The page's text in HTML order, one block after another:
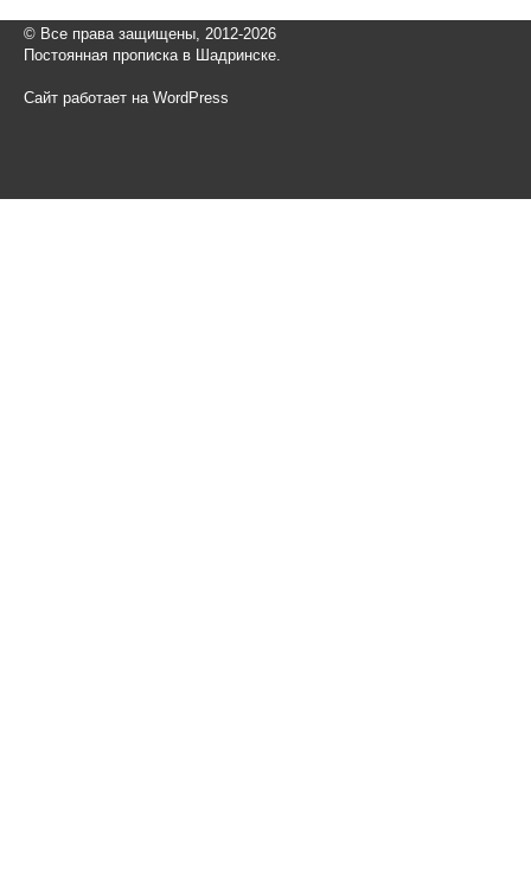
© Все права защищены, 2012-2026
Постоянная прописка в Шадринске.
Сайт работает на WordPress